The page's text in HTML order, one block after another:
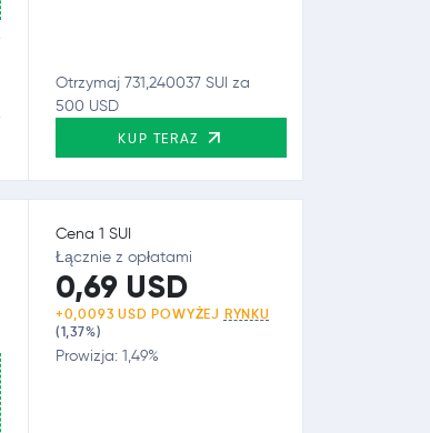
Otrzymaj 731,240037 SUI za
500 USD
KUP TERAZ
Cena 1 SUI
Łącznie z opłatami
0,69 USD
+0,0093 USD POWYŻEJ RYNKU
(1,37%)
Prowizja: 1,49%